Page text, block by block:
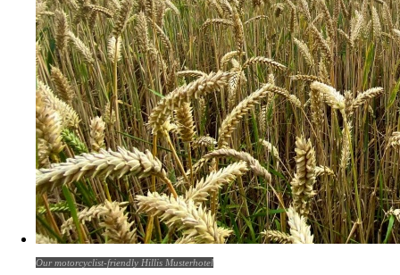
Our motorcyclist-friendly Hillis Musterhotel